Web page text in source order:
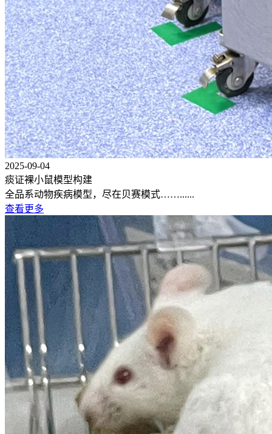
2025-09-04
痰证裸小鼠模型构建
全品系动物疾病模型，尽在贝赛模式……......
查看更多